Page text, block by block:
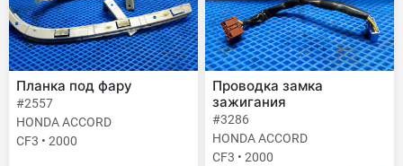
Планка под фару
#2557
HONDA ACCORD
CF3 • 2000
Проводка замка
зажигания
#3286
HONDA ACCORD
CF3 • 2000